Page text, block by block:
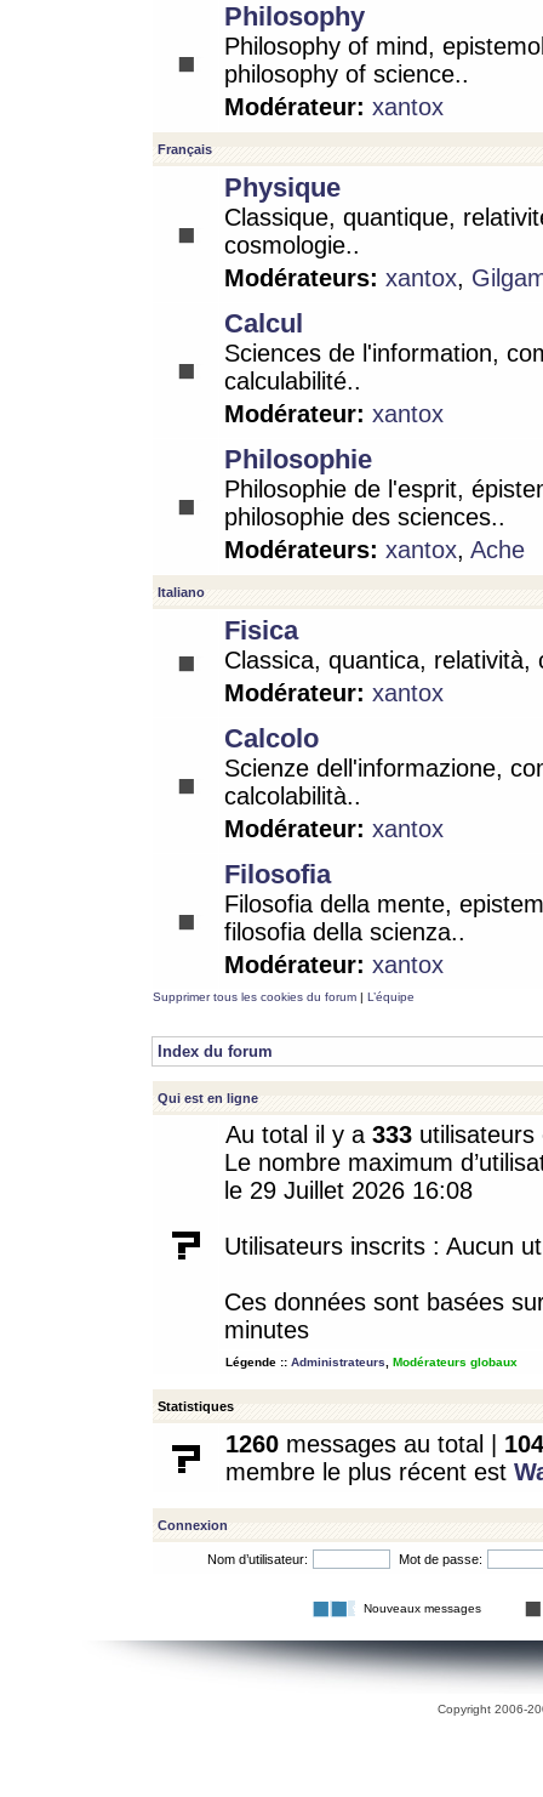
Philosophy
Philosophy of mind,
philosophy of science..
Modérateur: xantox
Français
Physique
Classique, quantique,
cosmologie..
Modérateurs: xantox,
Calcul
Sciences de l'information,
calculabilité..
Modérateur: xantox
Philosophie
Philosophie de l'esprit,
philosophie des sciences..
Modérateurs: xantox, Ache
Italiano
Fisica
Classica, quantica, relatività,
Modérateur: xantox
Calcolo
Scienze dell'informazione,
calcolabilità..
Modérateur: xantox
Filosofia
Filosofia della mente,
filosofia della scienza..
Modérateur: xantox
Supprimer tous les cookies du forum | L’équipe
Index du forum
Qui est en ligne
Au total il y a 333
Le nombre maximum
le 29 Juillet 2026 16:08
Utilisateurs inscrits : Aucun
Ces données sont basées
minutes
Légende :: Administrateurs Modérateurs globaux
Statistiques
1260 messages au total | 104
membre le plus récent est
Connexion
Nom d’utilisateur: Mot de passe:
Nouveaux messages
Copyright 2006-